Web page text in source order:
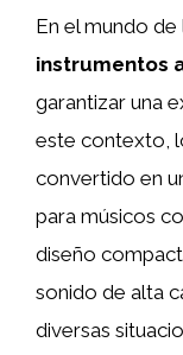
En el mundo
instrumentos
garantizar una
este contexto,
convertido en
para músicos
diseño
sonido de alta
diversas